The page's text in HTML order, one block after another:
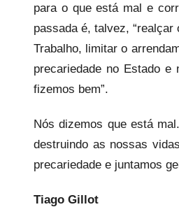
e
v
e
i
para o que está mal e
passada é, talvez,
Trabalho, limitar o
precariedade no Estado
fizemos bem”.
Nós dizemos que está
destruindo as nossas
precariedade e juntamos
Tiago Gillot